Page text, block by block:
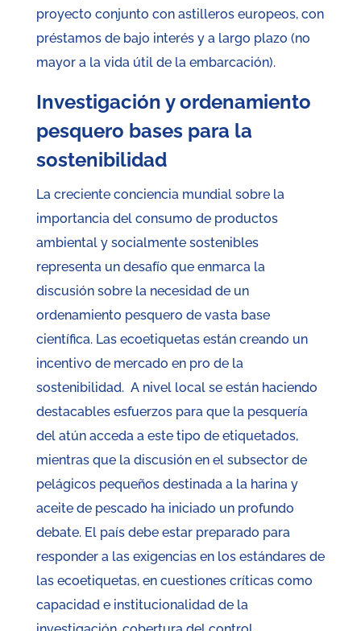
proyecto conjunto con astilleros europeos, con
préstamos de bajo interés y a largo plazo (no
mayor a la vida útil de la embarcación).
Investigación y ordenamiento
pesquero bases para la
sostenibilidad
La creciente conciencia mundial sobre la
importancia del consumo de productos
ambiental y socialmente sostenibles
representa un desafío que enmarca la
discusión sobre la necesidad de un
ordenamiento pesquero de vasta base
científica. Las ecoetiquetas están creando un
incentivo de mercado en pro de la
sostenibilidad. A nivel local se están haciendo
destacables esfuerzos para que la pesquería
del atún acceda a este tipo de etiquetados,
mientras que la discusión en el subsector de
pelágicos pequeños destinada a la harina y
aceite de pescado ha iniciado un profundo
debate. El país debe estar preparado para
responder a las exigencias en los estándares de
las ecoetiquetas, en cuestiones críticas como
capacidad e institucionalidad de la